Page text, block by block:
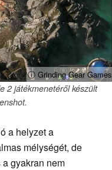
ⓘ Grinding Gear Games
2 játékmenetéről készült
a helyzet a
mélységét, de
gyakran nem